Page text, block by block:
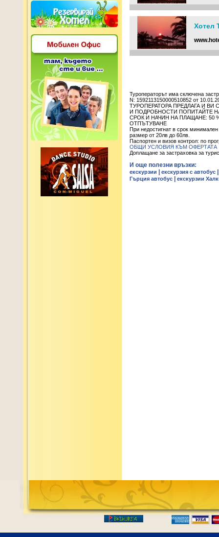
Хотел
Туроператорът има сключена
N: 1592113150000510852 от
ТУРОПЕРАТОРА ПРЕДЛАГА И ВИ
И ПОДРОБНОСТИ ПОПИТАЙТЕ НА
СРОК И НАЧИН НА ПЛАЩАНЕ: 50
ОТПЪТУВАНЕ
При недостигнат в срок
размер от 20лв до 60лв.
Паспортен и визов контрол: по
ОБЩИ УСЛОВИЯ КЪМ ОФЕРТАТА
Доплащане за застраховка за
И още полезни връзки:
екскурзии екскурзия с автобус
Гърция автобус екскурзии